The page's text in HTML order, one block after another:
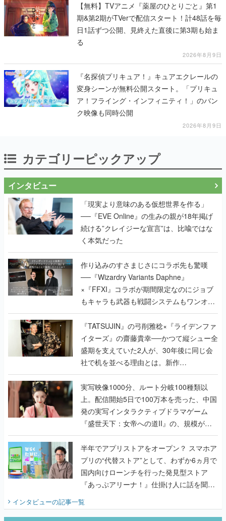
【無料】TVアニメ『薬屋のひとりごと』第1
期&第2期がTVerで配信スタート！計48話を毎
日1話ずつ公開、見終えた直後に第3期も始ま
る
2026年8月9日
『名探偵プリキュア！』キュアエクレールの
変身シーンが無料公開スタート。「プリキュ
ア！フライング・インフィニティ！」のバン
ク映像も同時公開
2026年8月9日
カテゴリーピックアップ
インタビュー
「現実より意味のある仮想世界を作る」
──『EVE Online』の生みの親が18年掲げ
続ける”クレイジーな宣言”は、比喩ではな
く本気だった
作り込みのすさまじさにコラボ先も驚嘆
──『Wizardry Variants Daphne』
×『FFXI』コラボが期間限定なのにジョブ
もキャラも武器も戦闘システムもワンオフ
で作り込まれた理由を両ディレクターに聞
く
『TATSUJIN』の弓削雅稔×『ライデンファ
イターズ』の齋藤貴幸──かつて縦シュー全
盛期を支えていた2人が、30年後に同じ会
社で机を並べる理由とは。新作
『TATSUJIN EXTREME』で初タッグを組
んだレジェンド2人に訊く開発秘話
実写映像1000分、ルート分岐100種類以
上。配信開始5日で100万本を売った、中国
発の実写インタラクティブドラマゲーム
『盛世天下：女帝への道II』の、規模が違
うこだわりをプロデューサーに聞いた
半年でアプリストアをオープン？ スマホア
プリの“代替ストア”として、わずか6ヵ月で
国内向けローンチを行った発見型ストア
『あっぷアリーナ！』仕掛け人に話を聞い
てみた
インタビューの記事一覧